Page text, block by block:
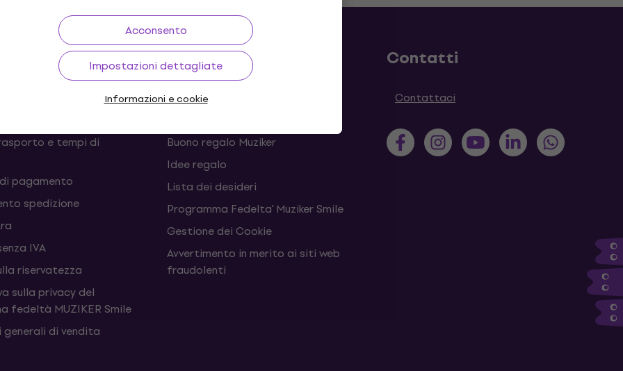
Acconsento
Impostazioni dettagliate
Informazioni e cookie
recessi dal contratto
e tempi di
pagamento
spedizione
IVA
riservatezza
sulla privacy del
fedeltà MUZIKER Smile
generali di vendita
Link utili
FAQ - Domande frequenti
Buono regalo Muziker
Idee regalo
Lista dei desideri
Programma Fedelta' Muziker Smile
Gestione dei Cookie
Avvertimento in merito ai siti web
fraudolenti
Contatti
Contattaci